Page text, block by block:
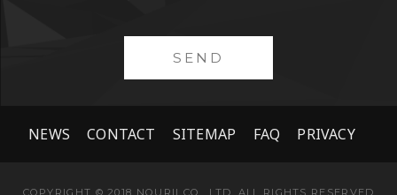
SEND
NEWS CONTACT SITEMAP FAQ PRIVACY
COPYRIGHT © 2018 NOURII CO., LTD. ALL RIGHTS RESERVED